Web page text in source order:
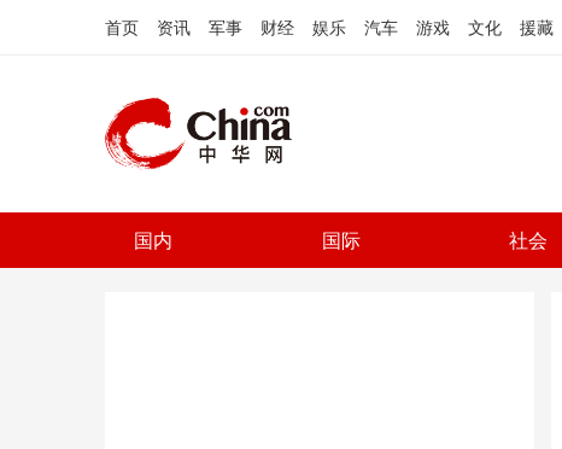
首页 资讯 军事 财经 娱乐 汽车 游戏 文化 援藏
国内 国际 社会